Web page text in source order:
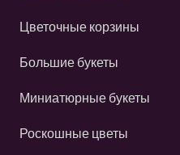
Цветочные корзины
Большие букеты
Миниатюрные букеты
Роскошные цветы